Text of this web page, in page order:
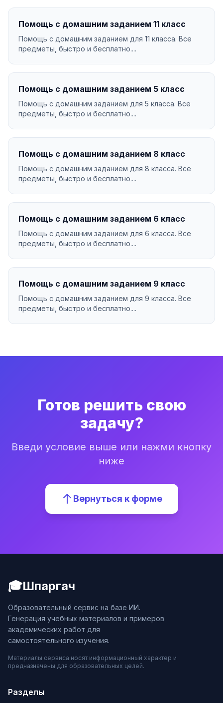
Помощь с домашним заданием 11 класс
Помощь с домашним заданием для 11 класса. Все
предметы, быстро и бесплатно....
Помощь с домашним заданием 5 класс
Помощь с домашним заданием для 5 класса. Все
предметы, быстро и бесплатно....
Помощь с домашним заданием 8 класс
Помощь с домашним заданием для 8 класса. Все
предметы, быстро и бесплатно....
Помощь с домашним заданием 6 класс
Помощь с домашним заданием для 6 класса. Все
предметы, быстро и бесплатно....
Помощь с домашним заданием 9 класс
Помощь с домашним заданием для 9 класса. Все
предметы, быстро и бесплатно....
Готов решить свою
задачу?
Введи условие выше или нажми кнопку
ниже
Вернуться к форме
🎓Шпаргач
Образовательный сервис на базе ИИ.
Генерация учебных материалов и примеров
академических работ для
самостоятельного изучения.
Материалы сервиса носят информационный характер и
предназначены для образовательных целей.
Разделы